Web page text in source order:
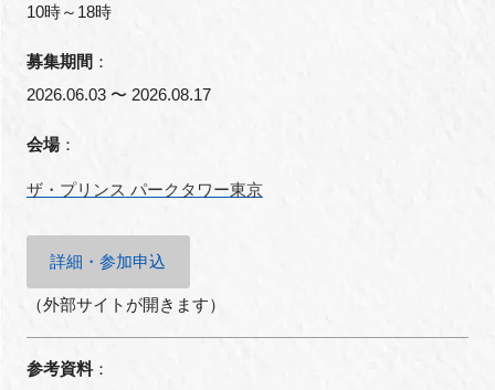
10時～18時
募集期間 ：
2026.06.03 〜 2026.08.17
会場：
ザ・プリンス パークタワー東京
詳細・参加申込
（外部サイトが開きます）
参考資料：